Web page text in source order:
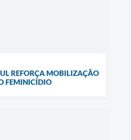
REFORÇA MOBILIZAÇÃO
FEMINICÍDIO